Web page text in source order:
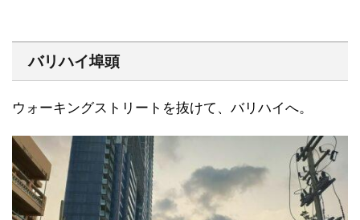
バリハイ埠頭
ウォーキングストリートを抜けて、バリハイへ。